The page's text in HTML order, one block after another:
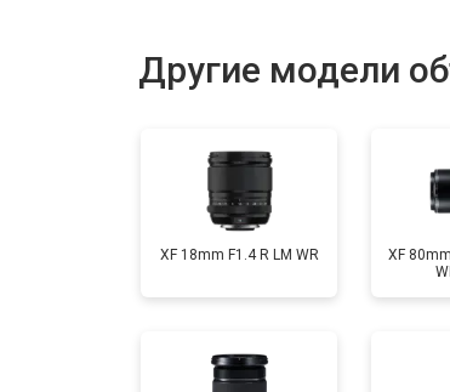
Другие модели
XF 18mm F1.4 R LM WR
XF